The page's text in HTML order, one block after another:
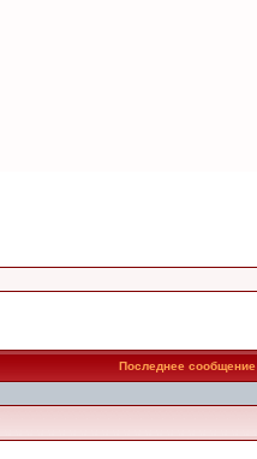
Последнее сообщение